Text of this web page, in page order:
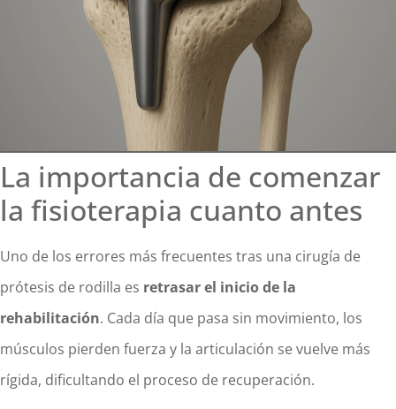
La importancia de comenzar
la fisioterapia cuanto antes
Uno de los errores más frecuentes tras una cirugía de
prótesis de rodilla es retrasar el inicio de la
rehabilitación. Cada día que pasa sin movimiento, los
músculos pierden fuerza y la articulación se vuelve más
rígida, dificultando el proceso de recuperación.